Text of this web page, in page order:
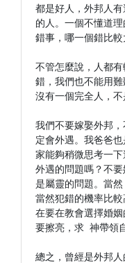
都是好人，外邦人
的人。一個不懂道
錯事，哪一個錯比較
不管怎麼說，人都
錯，我們也不能用
沒有一個完全人，不
我們不要嫁娶外邦
定會外遇。我爸爸
家能夠稍微思考一
外遇的問題嗎？不
是屬靈的問題。當
當然犯錯的機率比
在要在教會選擇婚
要擦亮，求 神帶領
總之，曾經是外邦